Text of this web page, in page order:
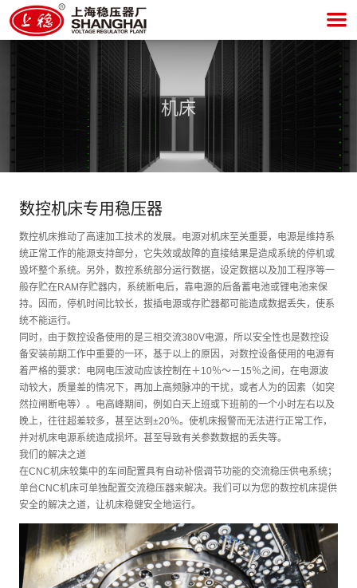
机床
数控机床专用稳压器
数控机床推动了高速加工技术的发展。电源对机床至关重要，电源是维持系
统正常工作的能源支持部分，它失效或故障的直接结果是造成系统的停机或
毁坏整个系统。另外，数控系统部分运行数据，设定数据以及加工程序等一
般存贮在RAM存贮器内，系统断电后，靠电源的后备蓄电池或锂电池来保
持。因而，停机时间比较长，拔插电源或存贮器都可能造成数据丢失，使系
统不能运行。
同时，由于数控设备使用的是三相交流380V电源，所以安全性也是数控设
备安装前期工作中重要的一环，基于以上的原因，对数控设备使用的电源有
着严格的要求：电网电压波动应该控制在＋10％～－15％之间，在电源波
动较大，质量差的情况下，再加上高频脉冲的干扰，或者人为的因素（如突
然拉闸断电等）。电高峰期间，例如白天上班或下班前的一个小时左右以及
晚上，往往超差较多，甚至达到±20％。使机床报警而无法进行正常工作，
并对机床电源系统造成损坏。甚至导致有关参数数据的丢失等。
我们的解决之道
在CNC机床较集中的车间配置具有自动补偿调节功能的交流稳压供电系统；
单台CNC机床可单独配置交流稳压器来解决。我们可以为您的数控机床提供
安全的解决之道，让机床稳健安全地运行。